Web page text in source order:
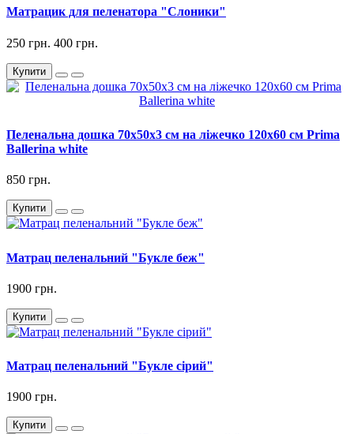
Матрацик для пеленатора "Слоники"
250 грн. 400 грн.
Купити
Пеленальна дошка 70x50x3 см на ліжечко 120x60 см Prima
Ballerina white
850 грн.
Купити
Матрац пеленальний "Букле беж"
1900 грн.
Купити
Матрац пеленальний "Букле сірий"
1900 грн.
Купити